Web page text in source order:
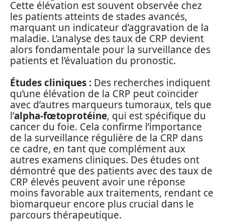
Cette élévation est souvent observée chez
les patients atteints de stades avancés,
marquant un indicateur d’aggravation de la
maladie. L’analyse des taux de CRP devient
alors fondamentale pour la surveillance des
patients et l’évaluation du pronostic.
Études cliniques : Des recherches indiquent
qu’une élévation de la CRP peut coïncider
avec d’autres marqueurs tumoraux, tels que
l’alpha-fœtoprotéine, qui est spécifique du
cancer du foie. Cela confirme l’importance
de la surveillance régulière de la CRP dans
ce cadre, en tant que complément aux
autres examens cliniques. Des études ont
démontré que des patients avec des taux de
CRP élevés peuvent avoir une réponse
moins favorable aux traitements, rendant ce
biomarqueur encore plus crucial dans le
parcours thérapeutique.